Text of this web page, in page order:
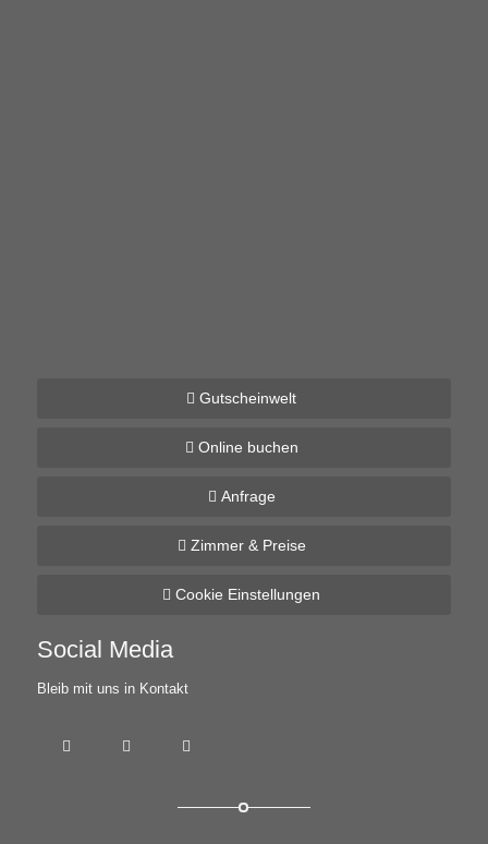
Gutscheinwelt
Online buchen
Anfrage
Zimmer & Preise
Cookie Einstellungen
Social Media
Bleib mit uns in Kontakt